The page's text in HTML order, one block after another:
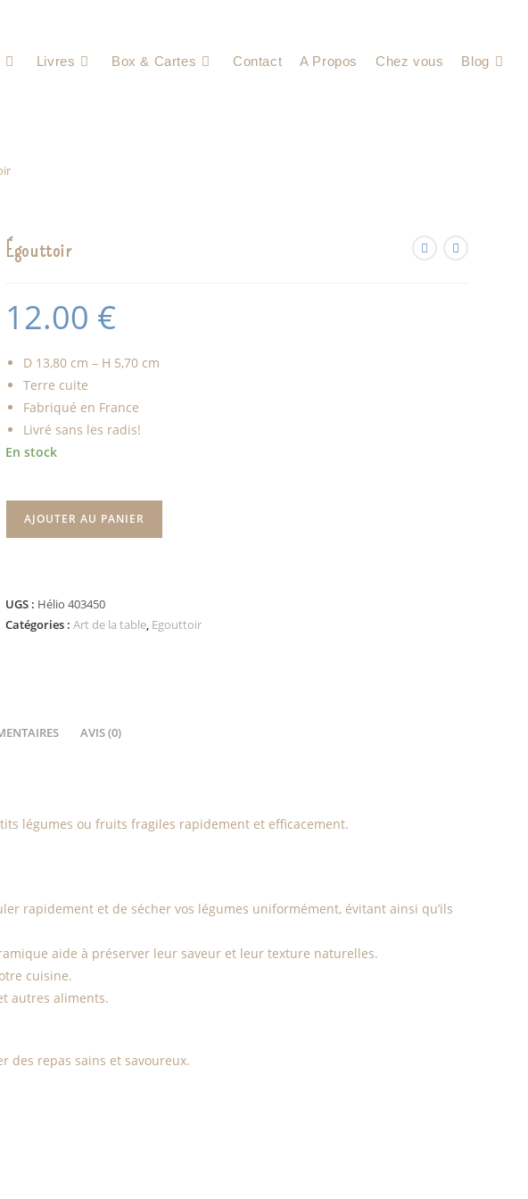
Livres Box & Cartes Contact A Propos Chez vous Blog
Égouttoir
12.00 €
D 13,80 cm – H 5,70 cm
Terre cuite
Fabriqué en France
Livré sans les radis!
En stock
AJOUTER AU PANIER
UGS : Hélio 403450
Catégories :Art de la table, Egouttoir
AVIS (0)
légumes ou fruits fragiles rapidement et efficacement.
rapidement et de sécher vos légumes uniformément, évitant ainsi qu’ils
aide à préserver leur saveur et leur texture naturelles.
cuisine.
autres aliments.
des repas sains et savoureux.